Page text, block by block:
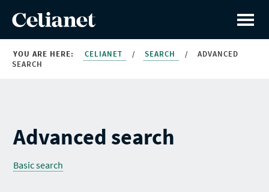
YOU ARE HERE: CELIANET / SEARCH /
ADVANCED
SEARCH
Advanced search
Basic search